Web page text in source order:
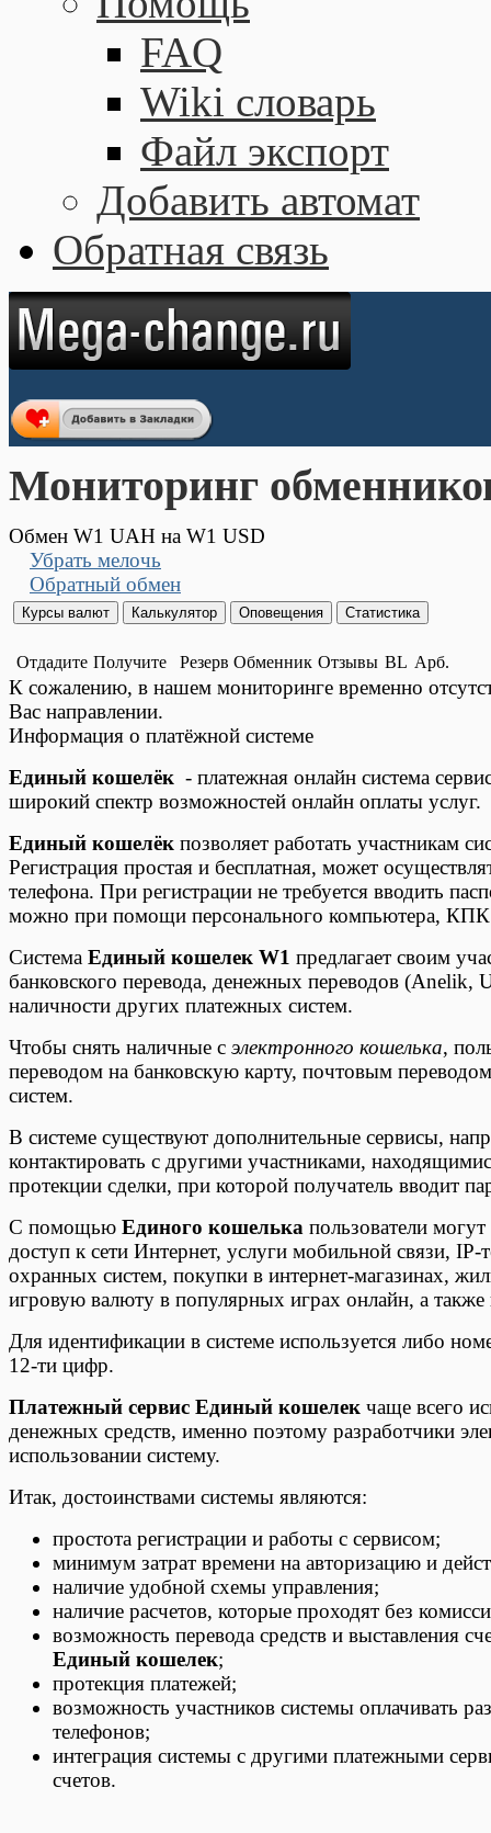
FAQ
Wiki словарь
Файл экспорт
Добавить автомат
Обратная связь
Мониторинг
Обмен W1 UAH на W1 USD
Убрать мелочь
Обратный обмен
Отдадите Получите Резерв Обменник Отзывы BL Арб.
К сожалению, в нашем мониторинге временно
Вас направлении.
Информация о платёжной системе
Единый кошелёк - платежная онлайн система
широкий спектр возможностей онлайн оплаты услуг.
Единый кошелёк позволяет работать
Регистрация простая и бесплатная, может
телефона. При регистрации не требуется вводить
можно при помощи персонального компьютера, КПК
Система Единый кошелек W1 предлагает своим
банковского перевода, денежных переводов
наличности других платежных систем.
Чтобы снять наличные с электронного кошелька,
переводом на банковскую карту, почтовым
систем.
В системе существуют дополнительные сервисы,
контактировать с другими участниками,
протекции сделки, при которой получатель вводит
С помощью Единого кошелька пользователи
доступ к сети Интернет, услуги мобильной связи,
охранных систем, покупки в интернет-магазинах,
игровую валюту в популярных играх онлайн, а также
Для идентификации в системе используется либо
12-ти цифр.
Платежный сервис Единый кошелек чаще всего
денежных средств, именно поэтому разработчики
использовании систему.
Итак, достоинствами системы являются:
простота регистрации и работы с сервисом;
минимум затрат времени на авторизацию и
наличие удобной схемы управления;
наличие расчетов, которые проходят без
возможность перевода средств и выставления
Единый кошелек;
протекция платежей;
возможность участников системы оплачивать
телефонов;
интеграция системы с другими платежными
счетов.